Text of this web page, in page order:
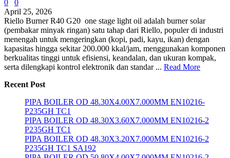
0
0
April 25, 2026
Riello Burner R40 G20 one stage light oil adalah burner solar
(pembakar minyak ringan) satu tahap dari Riello, populer di industri
menengah untuk mengeringkan (kopi, padi, kayu, ikan) dengan
kapasitas hingga sekitar 200.000 kkal/jam, menggunakan komponen
berkualitas tinggi untuk efisiensi, keandalan, dan ukuran kompak,
serta dilengkapi kontrol elektronik dan standar ... Read More
Recent Post
PIPA BOILER OD 48.30X4.00X7.000MM EN10216-
P235GH TC1
PIPA BOILER OD 48.30X3.60X7.000MM EN10216-2
P235GH TC1
PIPA BOILER OD 48.30X3.20X7.000MM EN10216-2
P235GH TC1 SA192